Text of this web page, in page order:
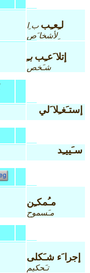
لـِعـِب ب ِا
ِلأشخا َص
إتلا َعـِببـِ
شـَخص
إستـَغـِلا َلي
سـَييـِد
مـُمكـِن
مـَسموح
إجرا َء شـَكلى
تـَحكيم